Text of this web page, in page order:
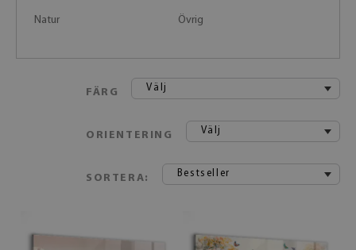
Natur Övrig
FÄRG Välj
ORIENTERING Välj
SORTERA: Bestseller